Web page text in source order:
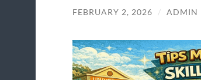
FEBRUARY 2, 2026 / ADMIN